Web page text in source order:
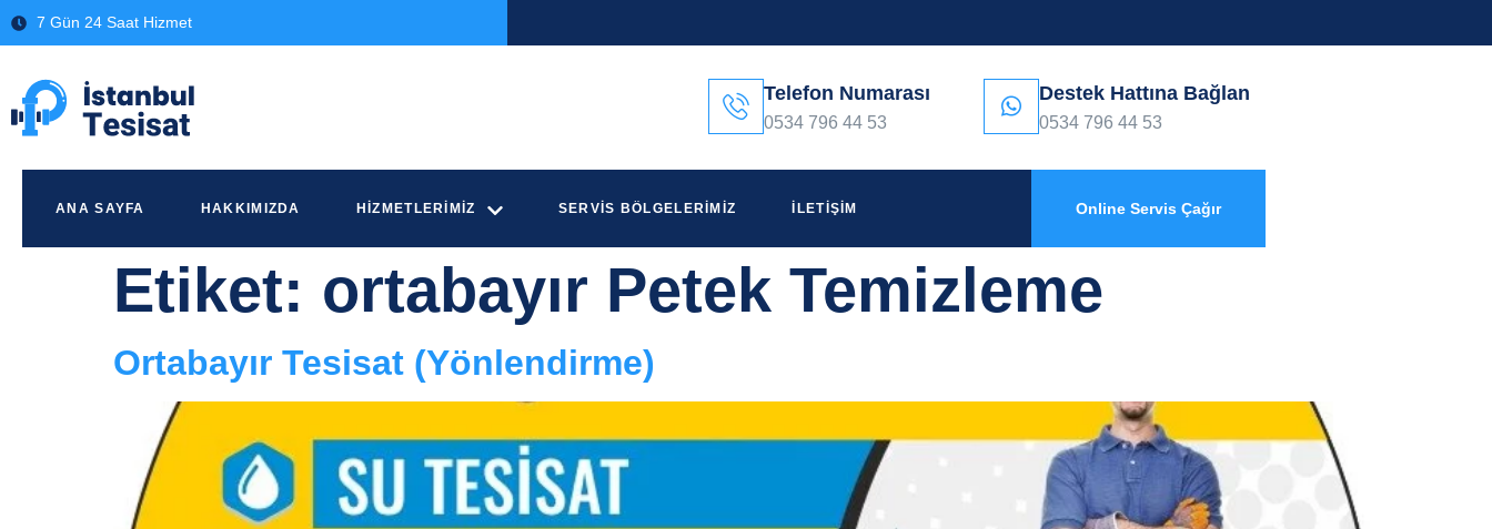
7 Gün 24 Saat Hizmet
Telefon Numarası
0534 796 44 53
Destek Hattına Bağlan
0534 796 44 53
ANA SAYFA HAKKIMIZDA HIZMETLERIMIZ SERVIS BÖLGELERIMIZ İLETIŞIM Online Servis Çağır
Etiket: ortabayır Petek Temizleme
Ortabayır Tesisat (Yönlendirme)